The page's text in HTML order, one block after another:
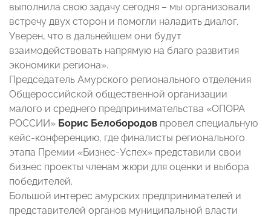
выполнила свою задачу сегодня – мы организовали
встречу двух сторон и помогли наладить диалог.
Уверен, что в дальнейшем они будут
взаимодействовать напрямую на благо развития
экономики региона».
Председатель Амурского регионального отделения
Общероссийской общественной организации
малого и среднего предпринимательства «ОПОРА
РОССИИ» Борис Белобородов провел специальную
кейс-конференцию, где финалисты регионального
этапа Премии «Бизнес-Успех» представили свои
бизнес проекты членам жюри для оценки и выбора
победителей.
Большой интерес амурских предпринимателей и
представителей органов муниципальной власти